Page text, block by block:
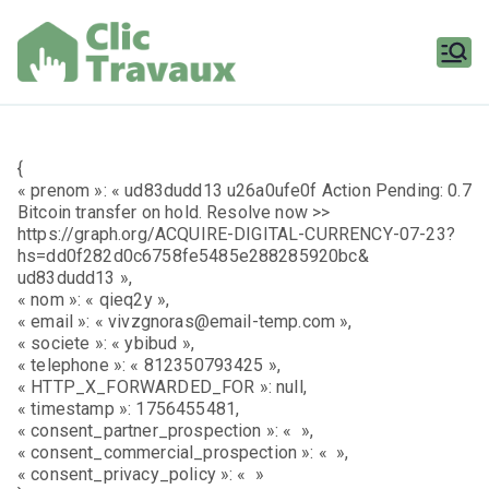
contenu
{
« prenom »: « ud83dudd13 u26a0ufe0f Action Pending: 0.7
Bitcoin transfer on hold. Resolve now >>
https://graph.org/ACQUIRE-DIGITAL-CURRENCY-07-23?
hs=dd0f282d0c6758fe5485e288285920bc&
ud83dudd13 »,
« nom »: « qieq2y »,
« email »: « vivzgnoras@email-temp.com »,
« societe »: « ybibud »,
« telephone »: « 812350793425 »,
« HTTP_X_FORWARDED_FOR »: null,
« timestamp »: 1756455481,
« consent_partner_prospection »: « »,
« consent_commercial_prospection »: « »,
« consent_privacy_policy »: « »